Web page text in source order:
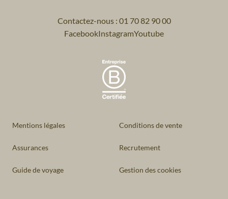
Contactez-nous : 01 70 82 90 00
FacebookInstagramYoutube
Mentions légales Conditions de vente
Assurances Recrutement
Guide de voyage Gestion des cookies